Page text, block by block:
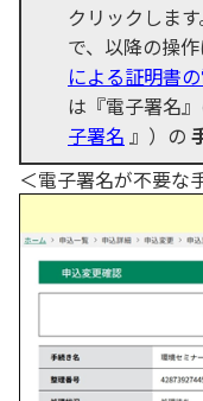
クリックしま
で、以降の操
による証明書
は『電子署名
子署名 』）の
＜電子署名が不要な